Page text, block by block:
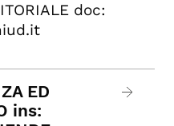
doc:
ED
ins: